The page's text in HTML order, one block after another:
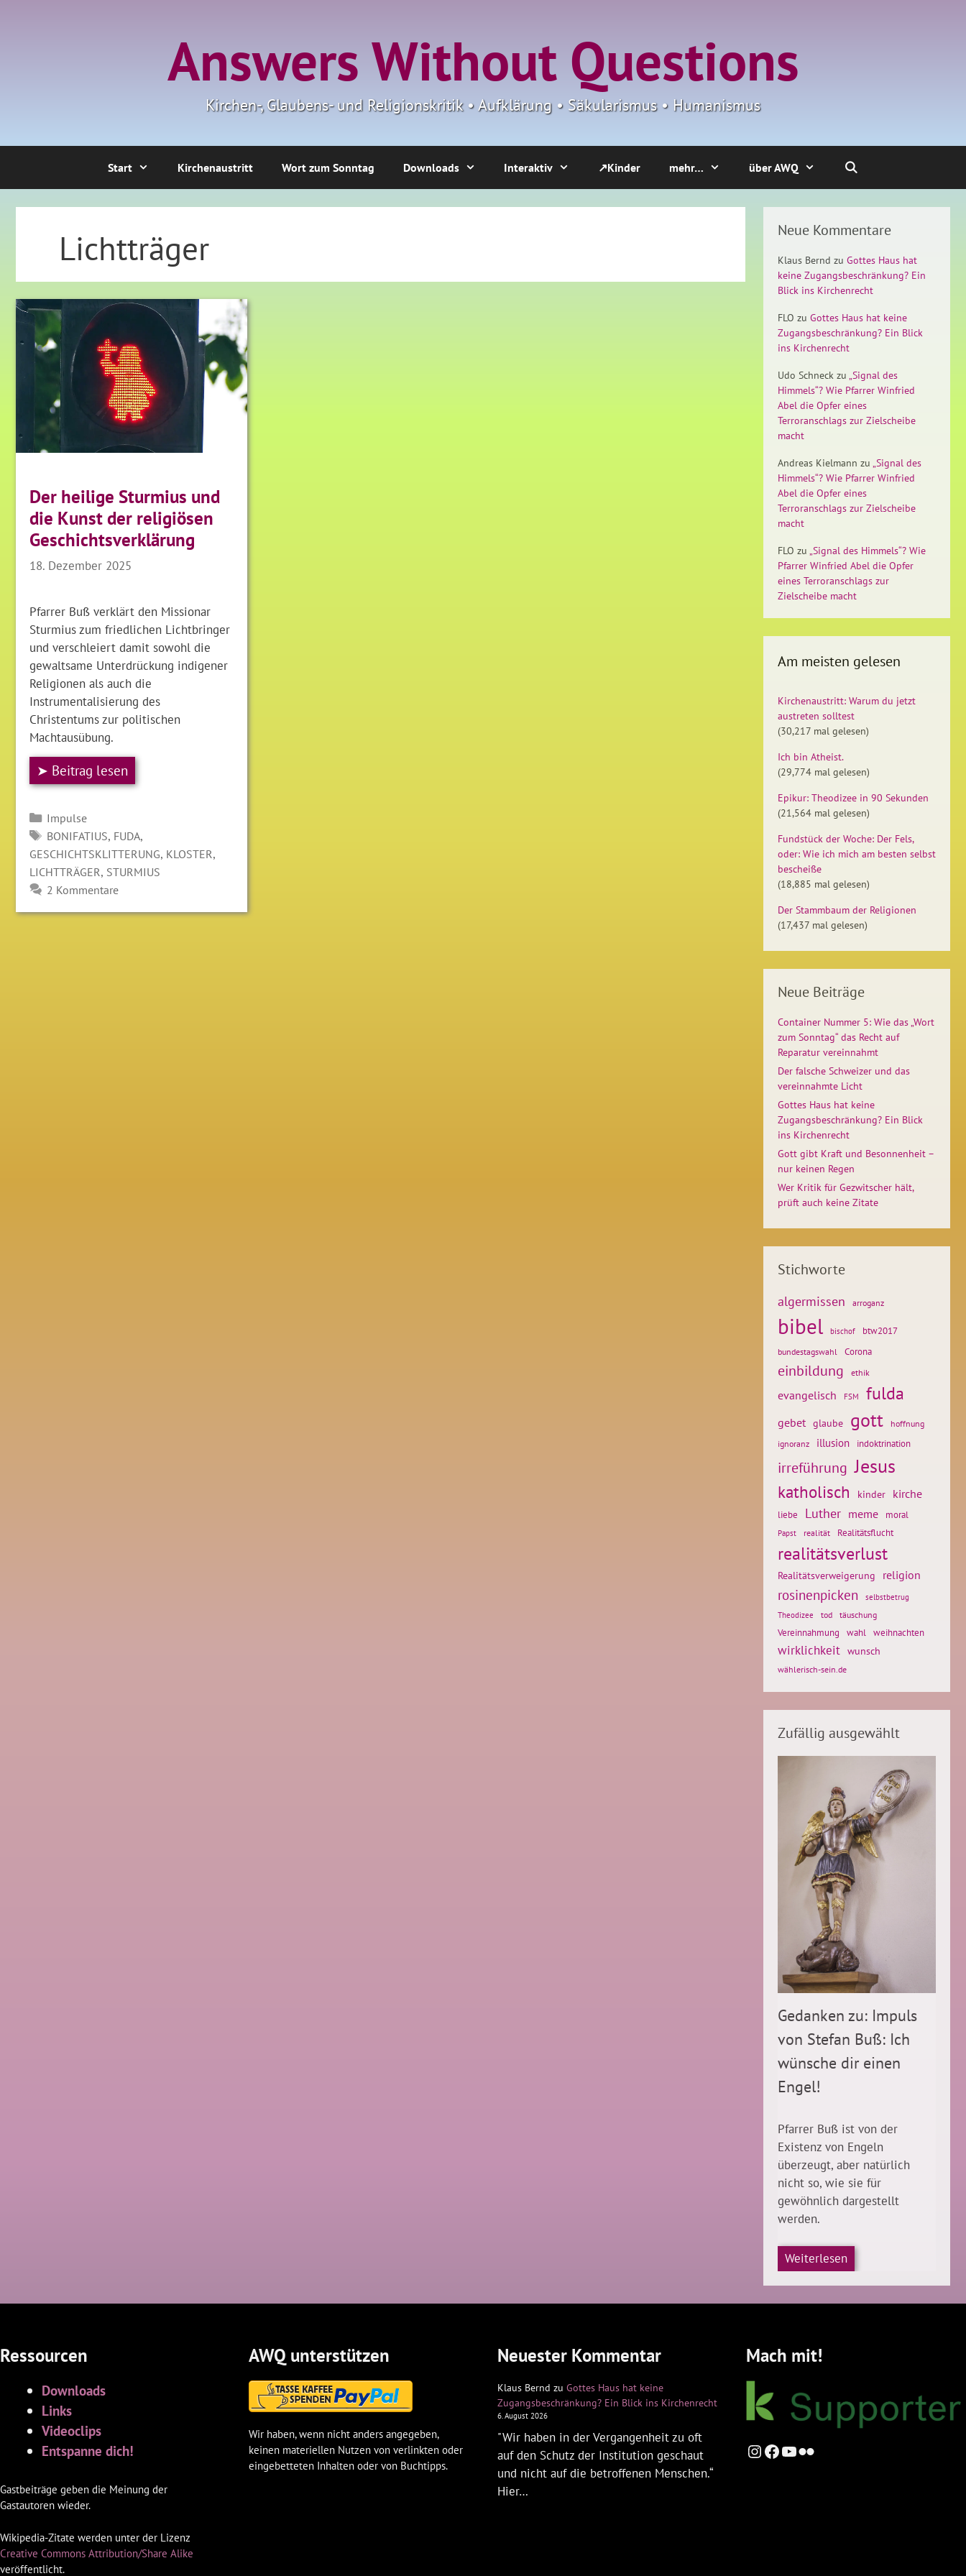
Answers Without Questions
Kirchen-, Glaubens- und Religionskritik • Aufklärung • Säkularismus • Humanismus
Start Kirchenaustritt Wort zum Sonntag Downloads Interaktiv ↗Kinder mehr… über AWQ
Lichtträger
Der heilige Sturmius und
die Kunst der religiösen
Geschichtsverklärung
18. Dezember 2025
Pfarrer Buß verklärt den Missionar
Sturmius zum friedlichen Lichtbringer
und verschleiert damit sowohl die
gewaltsame Unterdrückung indigener
Religionen als auch die
Instrumentalisierung des
Christentums zur politischen
Machtausübung.
➤ Beitrag lesen
Kategorien
Impulse
SCHLAGWÖRTER
BONIFATIUS, FUDA,
GESCHICHTSKLITTERUNG, KLOSTER,
LICHTTRÄGER, STURMIUS
2 Kommentare
Neue Kommentare
Klaus Bernd zu Gottes Haus hat
keine Zugangsbeschränkung? Ein
Blick ins Kirchenrecht
FLO zu Gottes Haus hat keine
Zugangsbeschränkung? Ein Blick
ins Kirchenrecht
Udo Schneck zu „Signal des
Himmels“? Wie Pfarrer Winfried
Abel die Opfer eines
Terroranschlags zur Zielscheibe
macht
Andreas Kielmann zu „Signal des
Himmels“? Wie Pfarrer Winfried
Abel die Opfer eines
Terroranschlags zur Zielscheibe
macht
FLO zu „Signal des Himmels“? Wie
Pfarrer Winfried Abel die Opfer
eines Terroranschlags zur
Zielscheibe macht
Am meisten gelesen
Kirchenaustritt: Warum du jetzt
austreten solltest
(30,217 mal gelesen)
Ich bin Atheist.
(29,774 mal gelesen)
Epikur: Theodizee in 90 Sekunden
(21,564 mal gelesen)
Fundstück der Woche: Der Fels,
oder: Wie ich mich am besten selbst
bescheiße
(18,885 mal gelesen)
Der Stammbaum der Religionen
(17,437 mal gelesen)
Neue Beiträge
Container Nummer 5: Wie das „Wort
zum Sonntag“ das Recht auf
Reparatur vereinnahmt
Der falsche Schweizer und das
vereinnahmte Licht
Gottes Haus hat keine
Zugangsbeschränkung? Ein Blick
ins Kirchenrecht
Gott gibt Kraft und Besonnenheit –
nur keinen Regen
Wer Kritik für Gezwitscher hält,
prüft auch keine Zitate
Stichworte
algermissen arroganz
bibel bischof btw2017
bundestagswahl Corona
einbildung ethik
evangelisch FSM fulda
gebet glaube gott
hoffnung
ignoranz
illusion indoktrination
irreführung Jesus
katholisch kinder kirche
liebe Luther meme moral
Papst realität Realitätsflucht
realitätsverlust
Realitätsverweigerung religion
rosinenpicken
selbstbetrug
Theodizee
tod täuschung
Vereinnahmung wahl weihnachten
wirklichkeit wunsch
wählerisch-sein.de
Zufällig ausgewählt
Gedanken zu: Impuls
von Stefan Buß: Ich
wünsche dir einen
Engel!
Pfarrer Buß ist von der
Existenz von Engeln
überzeugt, aber natürlich
nicht so, wie sie für
gewöhnlich dargestellt
werden.
Weiterlesen
Ressourcen
Downloads
Links
Videoclips
Entspanne dich!
Gastbeiträge geben die Meinung der
Gastautoren wieder.
Wikipedia-Zitate werden unter der Lizenz
Creative Commons Attribution/Share Alike
veröffentlicht.
AWQ unterstützen
Wir haben, wenn nicht anders angegeben,
keinen materiellen Nutzen von verlinkten oder
eingebetteten Inhalten oder von Buchtipps.
Neuester Kommentar
Klaus Bernd zu Gottes Haus hat keine
Zugangsbeschränkung? Ein Blick ins Kirchenrecht
6. August 2026
"Wir haben in der Vergangenheit zu oft
auf den Schutz der Institution geschaut
und nicht auf die betroffenen Menschen.“
Hier…
Mach mit!
Instagram
Facebook
YouTube
Flickr